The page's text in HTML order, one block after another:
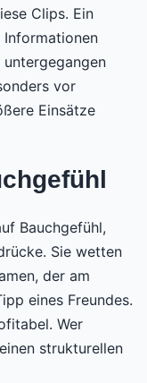
Clips. Ein
Informationen
vor
Einsätze
Bauchgefühl,
Sie wetten
der am
eines Freundes.
Wer
strukturellen